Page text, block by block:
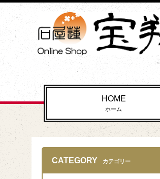
HOME
ホーム
CATEGORY カテゴリー